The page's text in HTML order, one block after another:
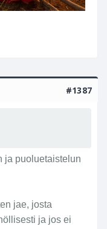
#1387
ja puoluetaistelun
jae, josta
ja jos ei